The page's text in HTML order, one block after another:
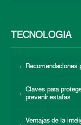
TECNOLOGÍA
Recomendaciones
Claves para
prevenir estafas
Ventajas de la